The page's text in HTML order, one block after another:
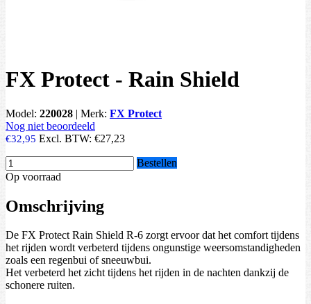
FX Protect - Rain Shield
Model: 220028 | Merk: FX Protect
Nog niet beoordeeld
€32,95 Excl. BTW: €27,23
Bestellen
Op voorraad
Omschrijving
De FX Protect Rain Shield R-6 zorgt ervoor dat het comfort tijdens
het rijden wordt verbeterd tijdens ongunstige weersomstandigheden
zoals een regenbui of sneeuwbui.
Het verbeterd het zicht tijdens het rijden in de nachten dankzij de
schonere ruiten.